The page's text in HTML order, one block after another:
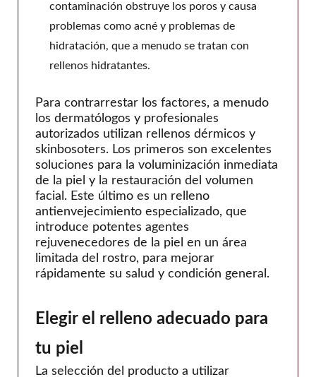
contaminación obstruye los poros y causa
problemas como acné y problemas de
hidratación, que a menudo se tratan con
rellenos hidratantes.
Para contrarrestar los factores, a menudo
los dermatólogos y profesionales
autorizados utilizan rellenos dérmicos y
skinbosoters. Los primeros son excelentes
soluciones para la voluminización inmediata
de la piel y la restauración del volumen
facial. Este último es un relleno
antienvejecimiento especializado, que
introduce potentes agentes
rejuvenecedores de la piel en un área
limitada del rostro, para mejorar
rápidamente su salud y condición general.
Elegir el relleno adecuado para
tu piel
La selección del producto a utilizar